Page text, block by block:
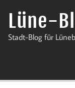
InhaltLüne-
Stadt-Blog für